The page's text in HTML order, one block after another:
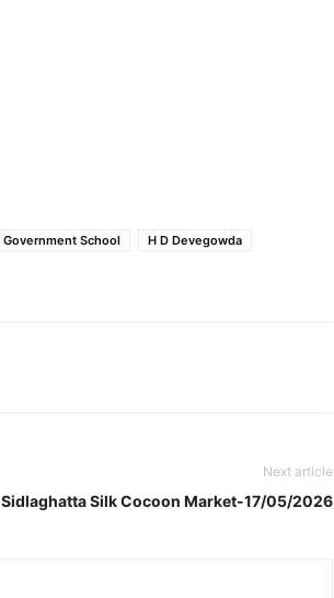
Government School
H D Devegowda
Next article
Sidlaghatta Silk Cocoon Market-17/05/2026